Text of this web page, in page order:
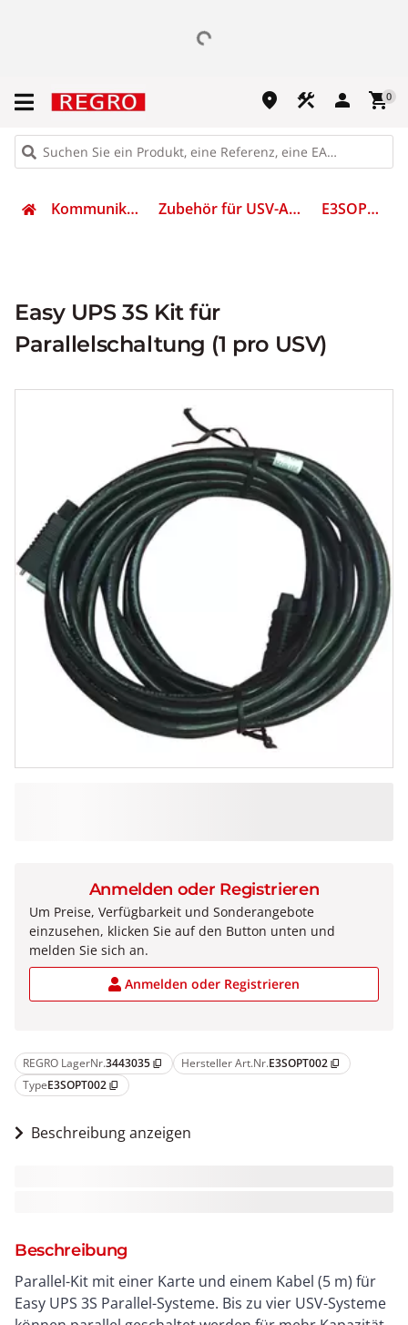
place construction person shopping_cart0
Kommunikation Zubehör für USV-Anlagen E3SOPT002
Easy UPS 3S Kit für
Parallelschaltung (1 pro USV)
REGRO LagerNr.3443035 content_copy Hersteller Art.Nr.E3SOPT002 content_copy
TypeE3SOPT002 content_copy
Beschreibung anzeigen
Beschreibung
Parallel-Kit mit einer Karte und einem Kabel (5 m) für
Easy UPS 3S Parallel-Systeme. Bis zu vier USV-Systeme
Anmelden oder Registrieren
Um Preise, Verfügbarkeit und Sonderangebote
einzusehen, klicken Sie auf den Button unten und
melden Sie sich an.
Anmelden oder Registrieren